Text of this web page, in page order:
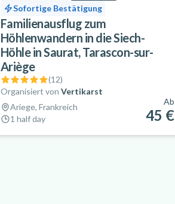
Sofortige Bestätigung
Familienausflug zum
Höhlenwandern in die Siech-
Höhle in Saurat, Tarascon-sur-
Ariège
(12)
Organisiert von Vertikarst
Ariege, Frankreich
1 half day
Ab
45 €